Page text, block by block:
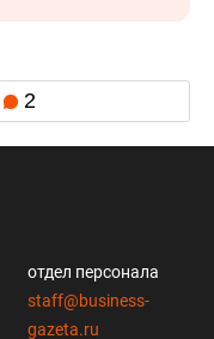
2
отдел персонала
staff@business-
gazeta.ru